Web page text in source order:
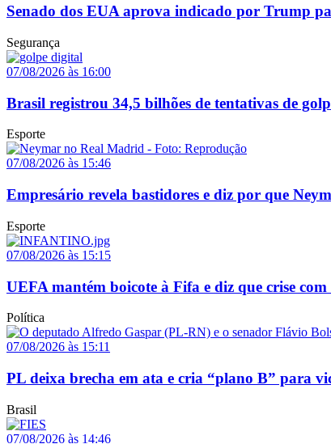
Senado dos EUA aprova indicado por Trump
Segurança
07/08/2026 às 16:00
Brasil registrou 34,5 bilhões de tentativas de
Esporte
07/08/2026 às 15:46
Empresário revela bastidores e diz por que
Esporte
07/08/2026 às 15:15
UEFA mantém boicote à Fifa e diz que crise
Política
07/08/2026 às 15:11
PL deixa brecha em ata e cria “plano B” para
Brasil
07/08/2026 às 14:46